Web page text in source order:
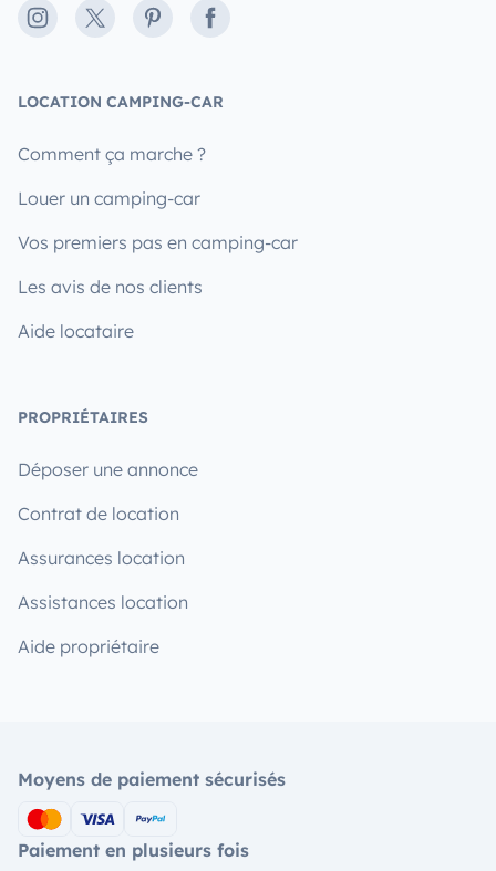
Instagram
X PinterestFacebook
LOCATION CAMPING-CAR
Comment ça marche ?
Louer un camping-car
Vos premiers pas en camping-car
Les avis de nos clients
Aide locataire
PROPRIÉTAIRES
Déposer une annonce
Contrat de location
Assurances location
Assistances location
Aide propriétaire
Moyens de paiement sécurisés
Paiement en plusieurs fois